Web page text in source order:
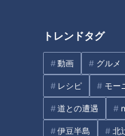
トレンドタグ
動画 グルメ
レシピ モー
道との遭遇
伊豆半島 北
＜キャベツカレー 材料
・豚肉 150グラム
・キャベツ(ざく切り)
・カレールー 100グラ
・水 600ミリリットル
キャベツを電子レンジ